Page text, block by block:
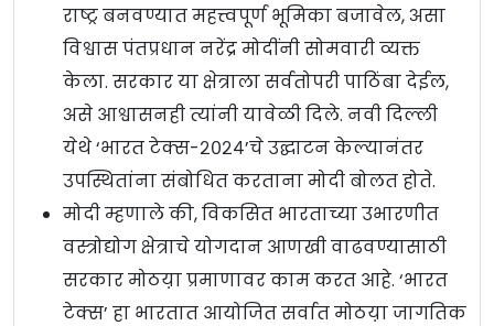
राष्ट्र बनवण्यात महत्त्वपूर्ण भूमिका बजावेल, असा
विश्वास पंतप्रधान नरेंद्र मोदींनी सोमवारी व्यक्त
केला. सरकार या क्षेत्राला सर्वतोपरी पाठिंबा देईल,
असे आश्वासनही त्यांनी यावेळी दिले. नवी दिल्ली
येथे ‘भारत टेक्स-२०२४’चे उद्घाटन केल्यानंतर
उपस्थितांना संबोधित करताना मोदी बोलत होते.
मोदी म्हणाले की, विकसित भारताच्या उभारणीत
वस्त्रोद्योग क्षेत्राचे योगदान आणखी वाढवण्यासाठी
सरकार मोठय़ा प्रमाणावर काम करत आहे. ‘भारत
टेक्स’ हा भारतात आयोजित सर्वात मोठय़ा जागतिक